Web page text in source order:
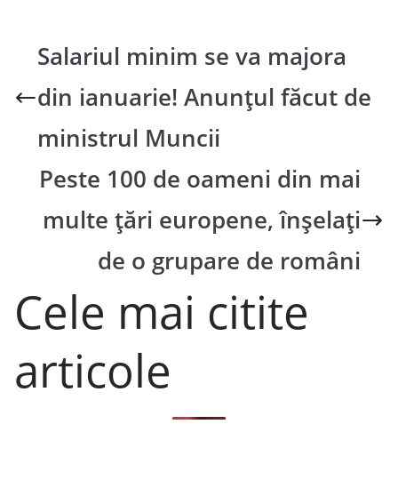
Salariul minim se va majora
din ianuarie! Anunțul făcut de
ministrul Muncii
Peste 100 de oameni din mai
multe țări europene, înșelați
de o grupare de români
Cele mai citite
articole